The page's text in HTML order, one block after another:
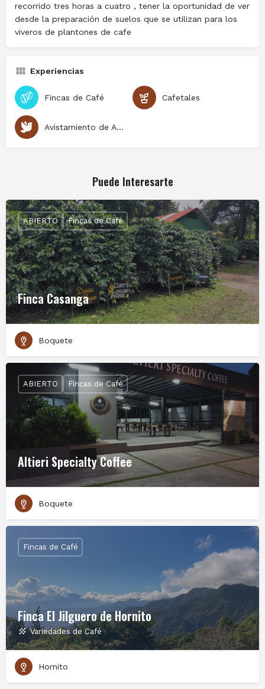
recorrido tres horas a cuatro , tener la oportunidad de ver
desde la preparación de suelos que se utilizan para los
viveros de plantones de cafe
Experiencias
Fincas de Café Cafetales
Avistamiento de Aves
Puede Interesarte
Finca Casanga
ABIERTO Fincas de Café
Boquete
Altieri Specialty Coffee
ABIERTO Fincas de Café
Boquete
Finca El Jilguero de Hornito
Variedades de Café
Fincas de Café
Hornito